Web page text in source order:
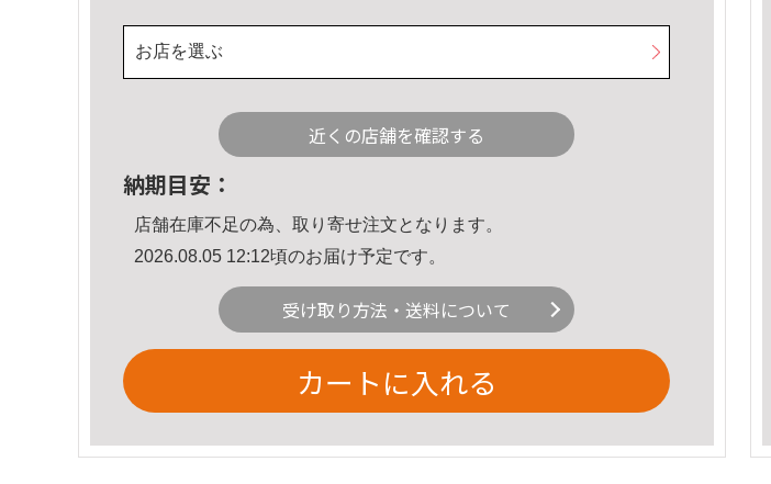
お店を選ぶ
近くの店舗を確認する
納期目安：
店舗在庫不足の為、取り寄せ注文となります。
2026.08.05 12:12頃のお届け予定です。
受け取り方法・送料について
カートに入れる